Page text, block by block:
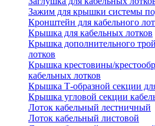
Зажим для крышки системы
Кронштейн для кабельного
Крышка для кабельных лотков
Крышка дополнительного
лотков
Крышка крестовины/
кабельных лотков
Крышка Т-образной секции
Крышка угловой секции
Лоток кабельный лестничный
Лоток кабельный листовой